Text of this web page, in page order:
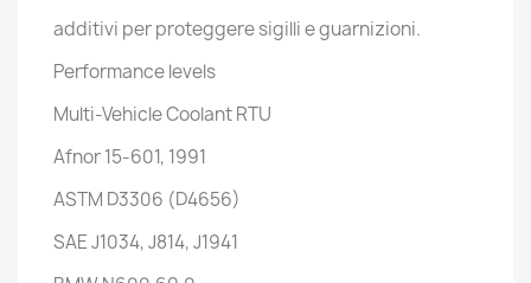
additivi per proteggere sigilli e guarnizioni.
Performance levels
Multi-Vehicle Coolant RTU
Afnor 15-601, 1991
ASTM D3306 (D4656)
SAE J1034, J814, J1941